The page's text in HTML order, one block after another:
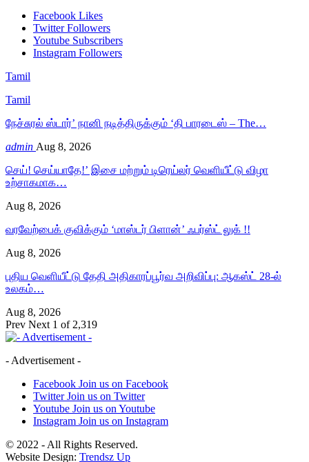
Facebook Likes
Twitter Followers
Youtube Subscribers
Instagram Followers
Tamil
Tamil
நேச்சுரல் ஸ்டார்’ நானி நடித்திருக்கும் ‘தி பாரடைஸ் – The…
admin Aug 8, 2026
செய்! செய்யாதே!’ இசை மற்றும் டிரெய்லர் வெளியீட்டு விழா
உற்சாகமாக…
Aug 8, 2026
வரவேற்பைக் குவிக்கும் ‘மாஸ்டர் பிளான்’ ஃபர்ஸ்ட் லுக் !!
Aug 8, 2026
புதிய வெளியீட்டு தேதி அதிகாரப்பூர்வ அறிவிப்பு: ஆகஸ்ட் 28-ல்
உலகம்…
Aug 8, 2026
Prev Next 1 of 2,319
- Advertisement -
Facebook Join us on Facebook
Twitter Join us on Twitter
Youtube Join us on Youtube
Instagram Join us on Instagram
© 2022 - All Rights Reserved.
Website Design: Trendsz Up